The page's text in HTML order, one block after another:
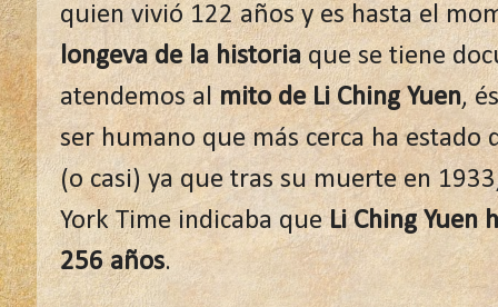
quien vivió 122 años y es hasta el
longeva de la historiaque se tiene
atendemos al mito de Li Ching Yuen,
ser humano que más cerca ha estado
(o casi) ya que tras su muerte en
York Time indicaba queLi Ching Yuen
256 años.